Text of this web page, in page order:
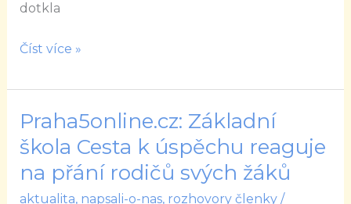
dotkla
Číst více »
Praha5online.cz: Základní
škola Cesta k úspěchu reaguje
na přání rodičů svých žáků
aktualita, napsali-o-nas, rozhovory členky/
Praha5online.cz:
Základní
Cesta